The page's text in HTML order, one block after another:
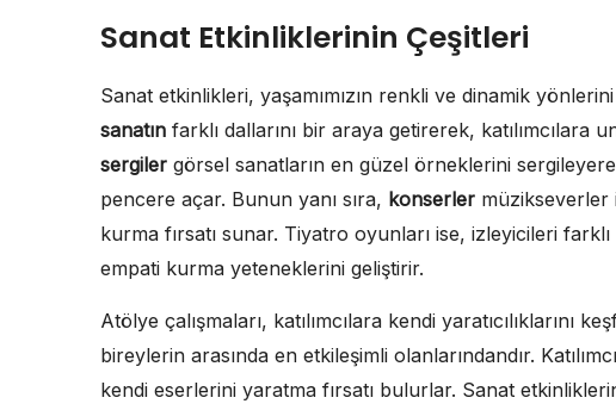
Sanat Etkinliklerinin Çeşitleri
Sanat etkinlikleri, yaşamımızın renkli ve dinamik
sanatın farklı dallarını bir araya getirerek,
sergiler görsel sanatların en güzel örneklerini
pencere açar. Bunun yanı sıra, konserler müzikseverler
kurma fırsatı sunar. Tiyatro oyunları ise, izleyicileri
empati kurma yeteneklerini geliştirir.
Atölye çalışmaları, katılımcılara kendi yaratıcılıklarını
bireylerin arasında en etkileşimli olanlarındandır.
kendi eserlerini yaratma fırsatı bulurlar. Sanat